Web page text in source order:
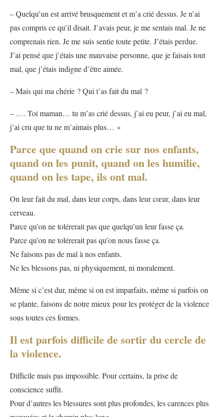
– Quelqu’un est arrivé brusquement et m’a crié dessus. Je n’ai
pas compris ce qu’il disait. J’avais peur, je me sentais mal. Je ne
comprenais rien. Je me suis sentie toute petite. J’étais perdue.
J’ai pensé que j’étais une mauvaise personne, que je faisais tout
mal, que j’étais indigne d’être aimée.
– Mais qui ma chérie ? Qui t’as fait du mal ?
– …. Toi maman… tu m’as crié dessus, j’ai eu peur, j’ai eu mal,
j’ai cru que tu ne m’aimais plus… »
Parce que quand on crie sur nos enfants,
quand on les punit, quand on les humilie,
quand on les tape, ils ont mal.
On leur fait du mal, dans leur corps, dans leur cœur, dans leur
cerveau.
Parce qu’on ne tolérerait pas que quelqu’un leur fasse ça.
Parce qu’on ne tolérerait pas qu’on nous fasse ça.
Ne faisons pas de mal à nos enfants.
Ne les blessons pas, ni physiquement, ni moralement.
Même si c’est dur, même si on est imparfaits, même si parfois on
se plante, faisons de notre mieux pour les protéger de la violence
sous toutes ces formes.
Il est parfois difficile de sortir du cercle de
la violence.
Difficile mais pas impossible. Pour certains, la prise de
conscience suffit.
Pour d’autres les blessures sont plus profondes, les carences plus